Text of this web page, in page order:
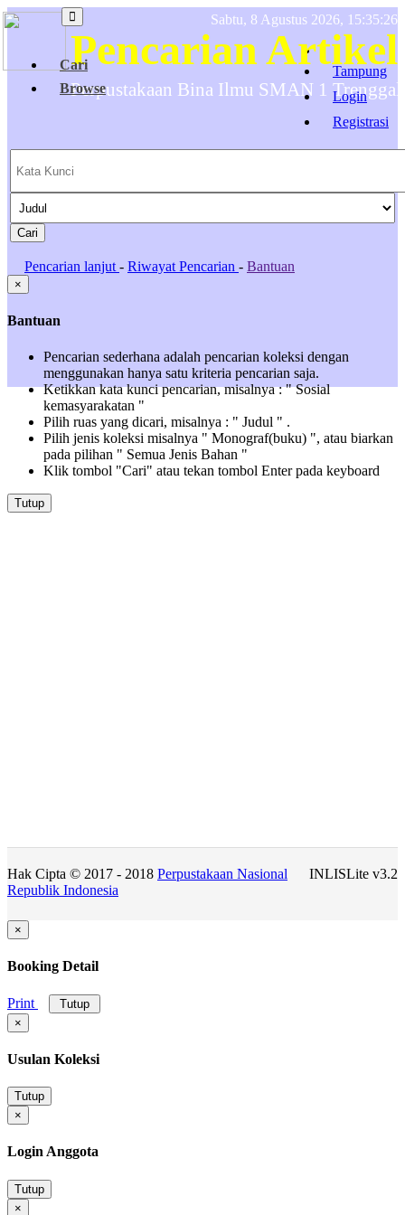
Pencarian Artikel
Perpustakaan Bina Ilmu SMAN 1
Sabtu, 8 Agustus 2026, 15:35:26
Tampung
Login
Registrasi
Cari
Browse
Pencarian lanjut - Riwayat Pencarian - Bantuan
×
Bantuan
Pencarian sederhana adalah pencarian koleksi dengan
menggunakan hanya satu kriteria pencarian saja.
Ketikkan kata kunci pencarian, misalnya : " Sosial
kemasyarakatan "
Pilih ruas yang dicari, misalnya : " Judul " .
Pilih jenis koleksi misalnya " Monograf(buku) ", atau biarkan
pada pilihan " Semua Jenis Bahan "
Klik tombol "Cari" atau tekan tombol Enter pada keyboard
Tutup
INLISLite v3.2
Hak Cipta © 2017 - 2018 Perpustakaan Nasional
Republik Indonesia
×
Booking Detail
Print
Tutup
×
Usulan Koleksi
Tutup
×
Login Anggota
Tutup
×